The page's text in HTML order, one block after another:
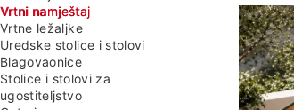
Vrtni namještaj
Vrtne ležaljke
Uredske stolice i stolovi
Blagovaonice
Stolice i stolovi za
ugostiteljstvo